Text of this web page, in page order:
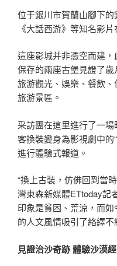
位于銀川市賀蘭山腳下的
《大話西游》等知名影
這座影城并非憑空而建，
保存的兩座古堡見證了
旅游觀光、娛樂、餐飲
旅游景區。
采訪團在這里進行了一
客換裝變身為影視劇中的“
進行體驗式報道。
“換上古裝，仿佛回到當
灣東森新媒體ETtoday記
印象是貧困、荒涼，而
的人文風情吸引了絡繹不
見證治沙奇跡 體驗沙漠